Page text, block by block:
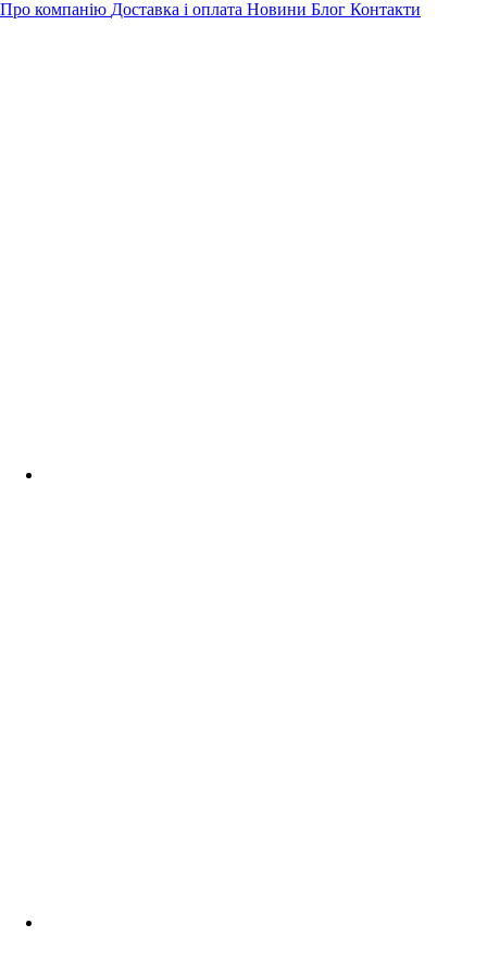
Про компанію Доставка і оплата Новини Блог Контакти